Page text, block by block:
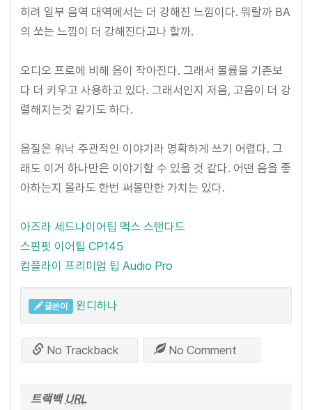
히려 일부 음역 대역에서는 더 강해진 느낌이다. 뭐랄까 BA
의 쏘는 느낌이 더 강해진다고나 할까.
오디오 프로에 비해 음이 작아진다. 그래서 볼륨을 기존보
다 더 키우고 사용하고 있다. 그래서인지 저음, 고음이 더 강
렬해지는것 같기도 하다.
음질은 워낙 주관적인 이야기라 명확하게 쓰기 어렵다. 그
래도 이거 하나만은 이야기할 수 있을 것 같다. 어떤 음을 좋
아하는지 몰라도 한번 써볼만한 가치는 있다.
아즈라 세드나이어팁 맥스 스탠다드
스핀핏 이어팁 CP145
컴플라이 프리미엄 팁 Audio Pro
글쓴이 윈디하나
No Trackback No Comment
트랙백 URL